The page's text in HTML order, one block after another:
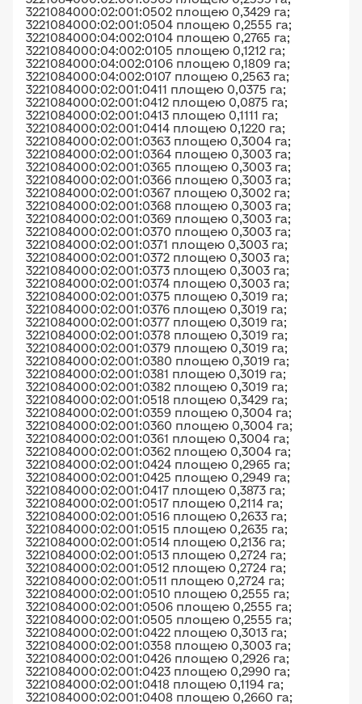
3221084000:02:001:0502 площею 0,3429 га;
3221084000:02:001:0504 площею 0,2555 га;
3221084000:04:002:0104 площею 0,2765 га;
3221084000:04:002:0105 площею 0,1212 га;
3221084000:04:002:0106 площею 0,1809 га;
3221084000:04:002:0107 площею 0,2563 га;
3221084000:02:001:0411 площею 0,0375 га;
3221084000:02:001:0412 площею 0,0875 га;
3221084000:02:001:0413 площею 0,1111 га;
3221084000:02:001:0414 площею 0,1220 га;
3221084000:02:001:0363 площею 0,3004 га;
3221084000:02:001:0364 площею 0,3003 га;
3221084000:02:001:0365 площею 0,3003 га;
3221084000:02:001:0366 площею 0,3003 га;
3221084000:02:001:0367 площею 0,3002 га;
3221084000:02:001:0368 площею 0,3003 га;
3221084000:02:001:0369 площею 0,3003 га;
3221084000:02:001:0370 площею 0,3003 га;
3221084000:02:001:0371 площею 0,3003 га;
3221084000:02:001:0372 площею 0,3003 га;
3221084000:02:001:0373 площею 0,3003 га;
3221084000:02:001:0374 площею 0,3003 га;
3221084000:02:001:0375 площею 0,3019 га;
3221084000:02:001:0376 площею 0,3019 га;
3221084000:02:001:0377 площею 0,3019 га;
3221084000:02:001:0378 площею 0,3019 га;
3221084000:02:001:0379 площею 0,3019 га;
3221084000:02:001:0380 площею 0,3019 га;
3221084000:02:001:0381 площею 0,3019 га;
3221084000:02:001:0382 площею 0,3019 га;
3221084000:02:001:0518 площею 0,3429 га;
3221084000:02:001:0359 площею 0,3004 га;
3221084000:02:001:0360 площею 0,3004 га;
3221084000:02:001:0361 площею 0,3004 га;
3221084000:02:001:0362 площею 0,3004 га;
3221084000:02:001:0424 площею 0,2965 га;
3221084000:02:001:0425 площею 0,2949 га;
3221084000:02:001:0417 площею 0,3873 га;
3221084000:02:001:0517 площею 0,2114 га;
3221084000:02:001:0516 площею 0,2633 га;
3221084000:02:001:0515 площею 0,2635 га;
3221084000:02:001:0514 площею 0,2136 га;
3221084000:02:001:0513 площею 0,2724 га;
3221084000:02:001:0512 площею 0,2724 га;
3221084000:02:001:0511 площею 0,2724 га;
3221084000:02:001:0510 площею 0,2555 га;
3221084000:02:001:0506 площею 0,2555 га;
3221084000:02:001:0505 площею 0,2555 га;
3221084000:02:001:0422 площею 0,3013 га;
3221084000:02:001:0358 площею 0,3003 га;
3221084000:02:001:0426 площею 0,2926 га;
3221084000:02:001:0423 площею 0,2990 га;
3221084000:02:001:0418 площею 0,1194 га;
3221084000:02:001:0408 площею 0,2660 га;